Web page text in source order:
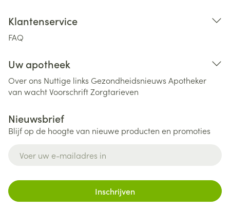
Klantenservice
FAQ
Uw apotheek
Over ons Nuttige links Gezondheidsnieuws Apotheker
van wachtVoorschriftZorgtarieven
Nieuwsbrief
Blijf op de hoogte van nieuwe producten en promoties
Inschrijven